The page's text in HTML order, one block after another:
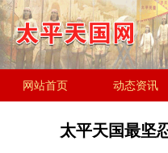
网站首页 动态资讯
太平天国最